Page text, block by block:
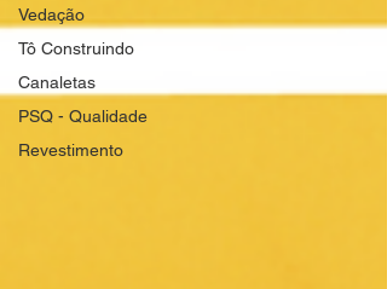
Vedação
Tô Construindo
Canaletas
PSQ - Qualidade
Revestimento